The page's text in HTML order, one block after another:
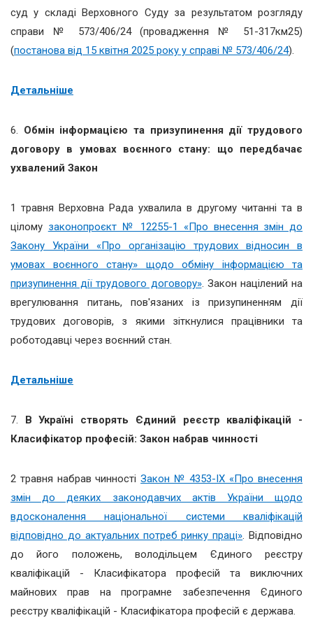
суд у складі Верховного Суду за результатом розгляду
справи № 573/406/24 (провадження № 51-317км25)
(постанова від 15 квітня 2025 року у справі № 573/406/24).
Детальніше
6. Обмін інформацією та призупинення дії трудового
договору в умовах воєнного стану: що передбачає
ухвалений Закон
1 травня Верховна Рада ухвалила в другому читанні та в
цілому законопроєкт № 12255-1 «Про внесення змін до
Закону України «Про організацію трудових відносин в
умовах воєнного стану» щодо обміну інформацією та
призупинення дії трудового договору». Закон націлений на
врегулювання питань, пов'язаних із призупиненням дії
трудових договорів, з якими зіткнулися працівники та
роботодавці через воєнний стан.
Детальніше
7.
В Україні створять Єдиний реєстр кваліфікацій -
Класифікатор професій: Закон набрав чинності
2 травня набрав чинностіЗакон № 4353-IX «Про внесення
змін до деяких законодавчих актів України щодо
вдосконалення національної системи кваліфікацій
відповідно до актуальних потреб ринку праці». Відповідно
до його положень, володільцем Єдиного реєстру
кваліфікацій - Класифікатора професій та виключних
майнових прав на програмне забезпечення Єдиного
реєстру кваліфікацій - Класифікатора професій є держава.